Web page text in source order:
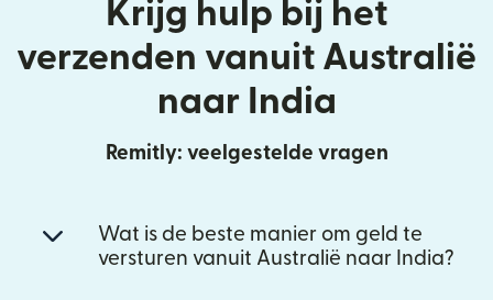
Krijg hulp bij het
verzenden vanuit Australië
naar India
Remitly: veelgestelde vragen
Wat is de beste manier om geld te
versturen vanuit Australië naar India?